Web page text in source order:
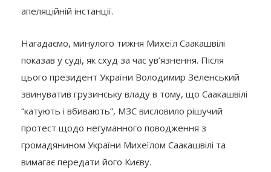
апеляційній інстанції.
Нагадаємо, минулого тижня Михеїл Саакашвілі
показав у суді, як схуд за час ув’язнення. Після
цього президент України Володимир Зеленський
звинуватив грузинську владу в тому, що Саакашвілі
“катують і вбивають”, МЗС висловило рішучий
протест щодо негуманного поводження з
громадянином України Михеїлом Саакашвілі та
вимагає передати його Києву.